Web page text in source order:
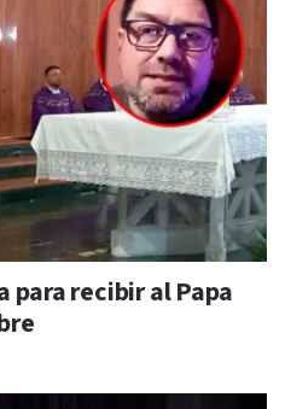
para recibir al Papa